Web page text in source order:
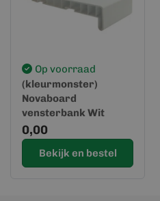
Op voorraad
(kleurmonster)
Novaboard
vensterbank Wit
0,00
Bekijk en bestel